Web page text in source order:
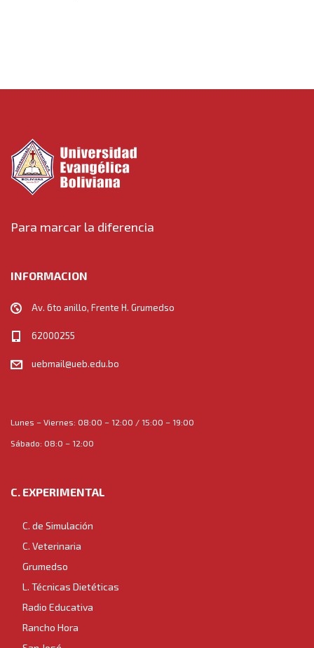
Para marcar la diferencia
INFORMACION
Av. 6to anillo, Frente H. Grumedso
62000255
uebmail@ueb.edu.bo
Lunes – Viernes: 08:00 – 12:00 / 15:00 – 19:00
Sábado: 08:0 – 12:00
C. EXPERIMENTAL
C. de Simulación
C. Veterinaria
Grumedso
L. Técnicas Dietéticas
Radio Educativa
Rancho Hora